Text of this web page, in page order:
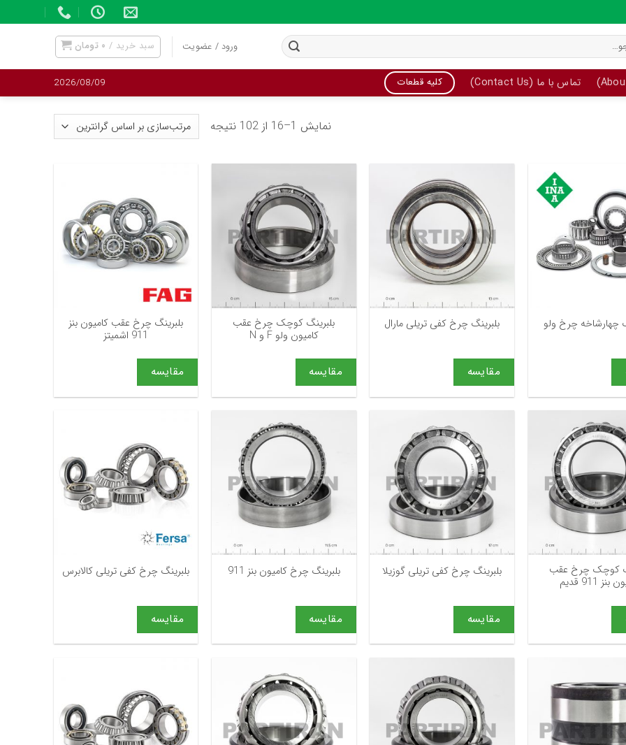
ورود / عضویت سبد خرید / ۰ تومان
تماس با ما (Contact Us) کلیه قطعات 2026/08/09
نمایش 1–16 از 102 نتیجه
چهارشاخه چرخ ولو بلبرینگ چرخ کفی تریلی مارال
مقایسه
بلبرینگ کوچک چرخ عقب
کامیون ولو F و N
مقایسه
بلبرینگ چرخ عقب کامیون بنز
911 اشمیتز
مقایسه
کوچک چرخ عقب
911 قدیم
بلبرینگ چرخ کفی تریلی گوزیلا
مقایسه
بلبرینگ چرخ کامیون بنز 911
مقایسه
بلبرینگ چرخ کفی تریلی کالابرس
مقایسه